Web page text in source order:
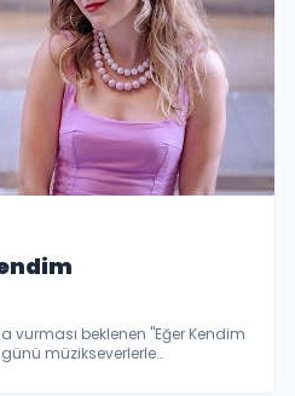
vurması beklenen "Eğer Kendim
müzikseverlerle